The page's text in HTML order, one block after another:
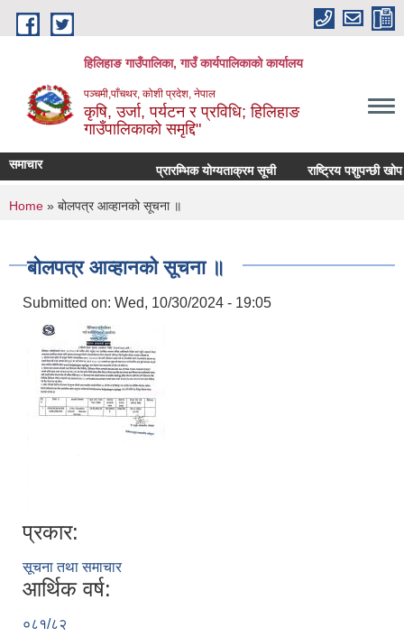
Skip to main content
हिलिहाङ गाउँपालिका, गाउँ कार्यपालिकाको कार्यालय
पञ्चमी,पाँचथर, कोशी प्रदेश, नेपाल
कृषि, उर्जा, पर्यटन र प्रविधि; हिलिहाङ
गाउँपालिकाको समृद्दि"
समाचार प्रारम्भिक योग्यताक्रम सूची राष्ट्रिय पशुपन्छी
You are here
Home » बोलपत्र आव्हानको सूचना ॥
बोलपत्र आव्हानको सूचना ॥
Submitted on: Wed, 10/30/2024 - 19:05
प्रकार:
सूचना तथा समाचार
आर्थिक वर्ष:
०८१/८२